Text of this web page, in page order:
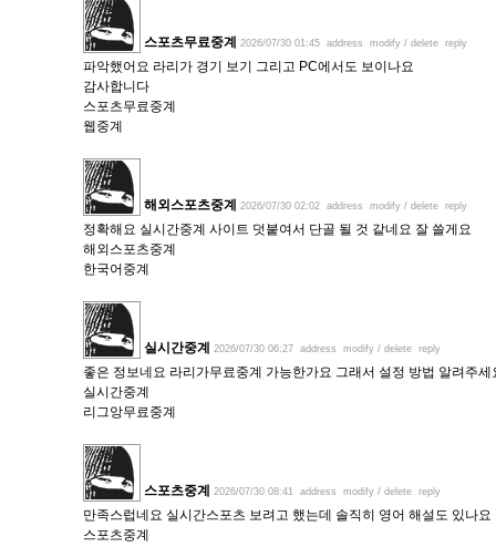
스포츠무료중계 2026/07/30 01:45 address modify / delete reply
파악했어요 라리가 경기 보기 그리고 PC에서도 보이나요
감사합니다
스포츠무료중계
웹중계
해외스포츠중계 2026/07/30 02:02 address modify / delete reply
정확해요 실시간중계 사이트 덧붙여서 단골 될 것 같네요 잘 쓸게요
해외스포츠중계
한국어중계
실시간중계 2026/07/30 06:27 address modify / delete reply
좋은 정보네요 라리가무료중계 가능한가요 그래서 설정 방법 알려주세
실시간중계
리그앙무료중계
스포츠중계 2026/07/30 08:41 address modify / delete reply
만족스럽네요 실시간스포츠 보려고 했는데 솔직히 영어 해설도 있나요
스포츠중계